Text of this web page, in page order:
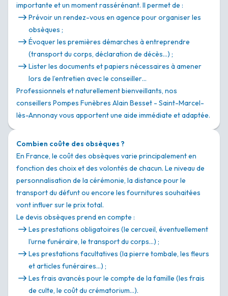
importante et un moment rassérénant. Il permet de :
Prévoir un rendez-vous en agence pour organiser les
obsèques ;
Évoquer les premières démarches à entreprendre
(transport du corps, déclaration de décès…) ;
Lister les documents et papiers nécessaires à amener
lors de l’entretien avec le conseiller…
Professionnels et naturellement bienveillants, nos
conseillers Pompes Funèbres Alain Besset - Saint-Marcel-
lès-Annonay vous apportent une aide immédiate et adaptée.
Combien coûte des obsèques ?
En France, le coût des obsèques varie principalement en
fonction des choix et des volontés de chacun. Le niveau de
personnalisation de la cérémonie, la distance pour le
transport du défunt ou encore les fournitures souhaitées
vont influer sur le prix total.
Le devis obsèques prend en compte :
Les prestations obligatoires (le cercueil, éventuellement
l’urne funéraire, le transport du corps…) ;
Les prestations facultatives (la pierre tombale, les fleurs
et articles funéraires…) ;
Les frais avancés pour le compte de la famille (les frais
de culte, le coût du crématorium…).